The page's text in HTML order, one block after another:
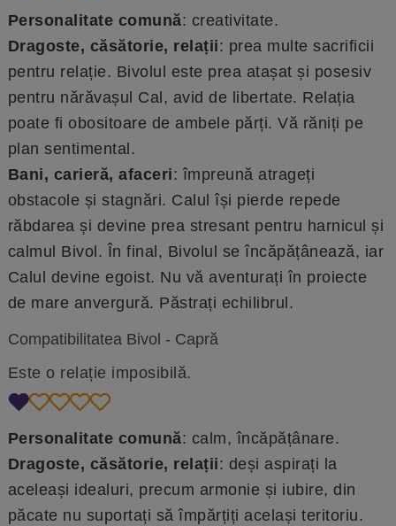
Personalitate comună: creativitate.
Dragoste, căsătorie, relații: prea multe sacrificii
pentru relație. Bivolul este prea atașat și posesiv
pentru nărăvașul Cal, avid de libertate. Relația
poate fi obositoare de ambele părți. Vă răniți pe
plan sentimental.
Bani, carieră, afaceri: împreună atrageți
obstacole și stagnări. Calul își pierde repede
răbdarea și devine prea stresant pentru harnicul și
calmul Bivol. În final, Bivolul se încăpățânează, iar
Calul devine egoist. Nu vă aventurați în proiecte
de mare anvergură. Păstrați echilibrul.
Compatibilitatea Bivol - Capră
Este o relație imposibilă.
Personalitate comună: calm, încăpățânare.
Dragoste, căsătorie, relații: deși aspirați la
aceleași idealuri, precum armonie și iubire, din
păcate nu suportați să împărțiți același teritoriu.